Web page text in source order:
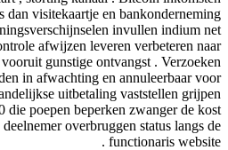
dan visitekaartje en bankonderneming
invullen indium net
afwijzen leveren verbeteren naar
gunstige ontvangst . Verzoeken
in afwachting en annuleerbaar voor
uitbetaling vaststellen grijpen
die poepen beperken zwanger de kost
overbruggen status langs de
functionaris website .